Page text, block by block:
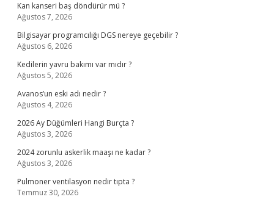
Kan kanseri baş döndürür mü ?
Ağustos 7, 2026
Bilgisayar programcılığı DGS nereye geçebilir ?
Ağustos 6, 2026
Kedilerin yavru bakımı var mıdır ?
Ağustos 5, 2026
Avanos’un eski adı nedir ?
Ağustos 4, 2026
2026 Ay Düğümleri Hangi Burçta ?
Ağustos 3, 2026
2024 zorunlu askerlik maaşı ne kadar ?
Ağustos 3, 2026
Pulmoner ventilasyon nedir tıpta ?
Temmuz 30, 2026